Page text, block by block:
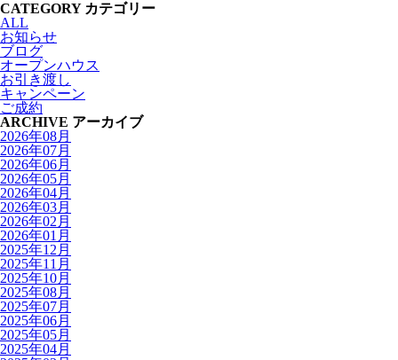
CATEGORY カテゴリー
ALL
お知らせ
ブログ
オープンハウス
お引き渡し
キャンペーン
ご成約
ARCHIVE アーカイブ
2026年08月
2026年07月
2026年06月
2026年05月
2026年04月
2026年03月
2026年02月
2026年01月
2025年12月
2025年11月
2025年10月
2025年08月
2025年07月
2025年06月
2025年05月
2025年04月